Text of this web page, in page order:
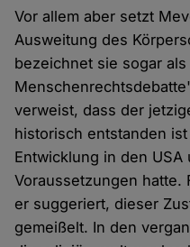
Vor allem aber setzt
Ausweitung des
bezeichnet sie sogar
verweist, dass der
historisch entstanden
Entwicklung in den
Voraussetzungen hatte.
er suggeriert, dieser
gemeißelt. In den